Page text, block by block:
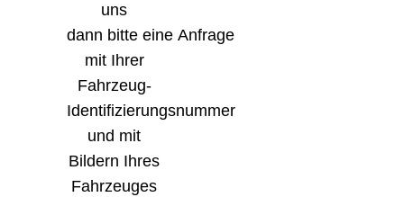
uns
dann bitte eine Anfrage
mit Ihrer
Fahrzeug-
Identifizierungsnummer
und mit
Bildern Ihres
Fahrzeuges